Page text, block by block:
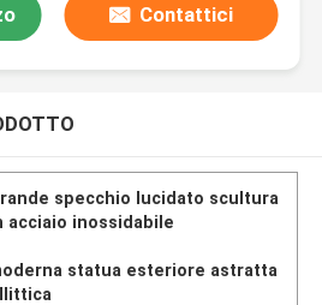
Contattici
specchio lucidato scultura
acciaio inossidabile
statua esteriore astratta